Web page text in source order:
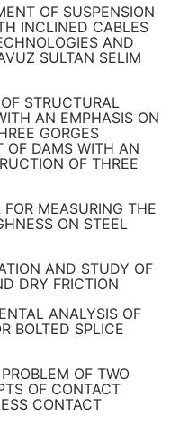
OF SUSPENSION
INCLINED CABLES
AND
SULTAN SELIM
STRUCTURAL
AN EMPHASIS ON
GORGES
OF DAMS WITH AN
OF THREE
MEASURING THE
ON STEEL
AND STUDY OF
DRY FRICTION
ANALYSIS OF
BOLTED SPLICE
OF TWO
OF CONTACT
CONTACT